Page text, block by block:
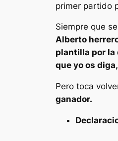
primer partido
Siempre que
Alberto
plantilla por la
que yo os
Pero toca
ganador.